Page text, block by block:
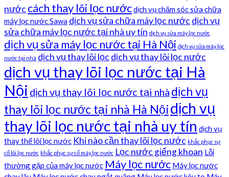
nước cách thay lõi lọc nướcdịch vụ chăm sóc sửa chữa
máy lọc nước Sawa dịch vụ sửa chữa máy lọc nước dịch vụ
sửa chữa máy lọc nước tại nhà uy tín dịch vụ sửa máy lọc nước
dịch vụ sửa máy lọc nước tại Hà Nội dịch vụ sửa máy lọc
nước tại nhà dịch vụ thay lõi lọc dịch vụ thay lõi lọc nước
dịch vụ thay lõi lọc nước tại Hà
Nội dịch vụ thay lõi lọc nước tại nhà dịch vụ
thay lõi lọc nước tại nhà Hà Nộidịch vụ
thay lõi lọc nước tại nhà uy tín dịch vụ
thay thế lõi lọc nước Khi nào cần thay lõi lọc nước khắc phục sự
cố lõi lọc nước khắc phục sự cố máy lọc nước Lọc nước giếng khoan Lỗi
thường gặp của máy lọc nước Máy lọc nước Máy lọc nước